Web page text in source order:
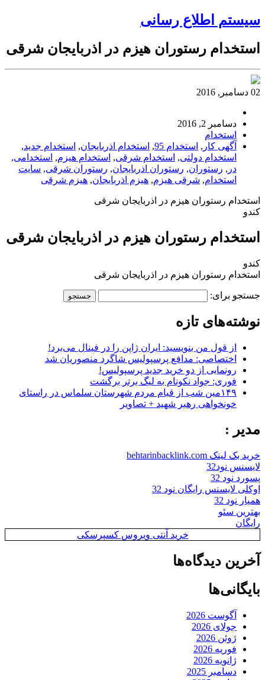
سیستم اطلاع رسانی
استخدام رستوران هیزم در اذربایجان شرقی
02 دسامبر, 2016
دسامبر 2, 2016
استخدام
آگهی کار , استخدام 95 , استخدام اذربایجان, استخدام جدید,
استخدام دولتی, استخدام شرقی, استخدام هیزم, استخدامی,
در , رستوران, رستوران اذربایجان, رستوران شرقی, سایت
استخدام, شرقی هیزم, هیزم اذربایجان, هیزم شرقی
استخدام رستوران هیزم در اذربایجان شرقی
کندو
استخدام رستوران هیزم در اذربایجان شرقی
کندو
استخدام رستوران هیزم در اذربایجان شرقی
جستجو برای:
نوشته‌های تازه
از قول من بنویسید: ایران ژاپن را در فینال می‌برد!
اختصاصی: مدافع پرسپولیس شاگرد منصوریان شد
رونمایی از دو خرید جدید پرسپولیس!
فوری: جواد نکونام به لیگ برتر برگشت
۱۴۹مین شب از قیام مردم شهرستان سلماس در راستای
خونخواهی رهبر شهید + تصاویر
مدیر :
خرید بک لینک behtarinbacklink.com
لایسنس نود32
پسورد نود 32
اوکلی لایسنس رایگان نود 32
همیار نود 32
بهترین سئو
رایگان
خرید آنتی ویروس کسپرسکی
آخرین دیدگاه‌ها
بایگانی‌ها
آگوست 2026
جولای 2026
ژوئن 2026
فوریه 2026
ژانویه 2026
دسامبر 2025